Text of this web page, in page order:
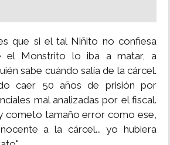
que si el tal Niñito no confiesa
el Monstrito lo iba a matar, a
sabe cuándo salía de la cárcel.
caer 50 años de prisión por
mal analizadas por el fiscal.
cometo tamaño error como ese,
a la cárcel... yo hubiera